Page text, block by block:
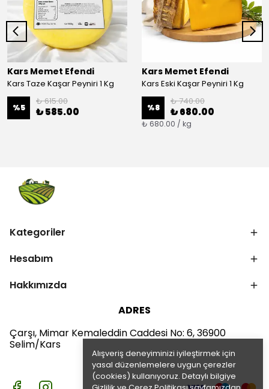
Alışveriş deneyiminizi iyileştirmek için
yasal düzenlemelere uygun çerezler
(cookies) kullanıyoruz. Detaylı bilgiye
Kars Memet Efendi
Kars Taze Kaşar Peyniri 1 Kg
%5
₺ 615.00
₺ 585.00
Kars Memet Efendi
Kars Eski Kaşar Peyniri 1 Kg
%8
₺ 740.00
₺ 680.00
₺ 680.00 / kg
Kategoriler
Hesabım
Hakkımızda
ADRES
Çarşı, Mimar Kemaleddin Caddesi No: 6, 36900
Selim/Kars